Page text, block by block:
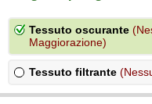
Tessuto oscurante
Maggiorazione)
Tessuto filtrante